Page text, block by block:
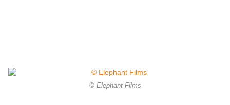
© Elephant Films